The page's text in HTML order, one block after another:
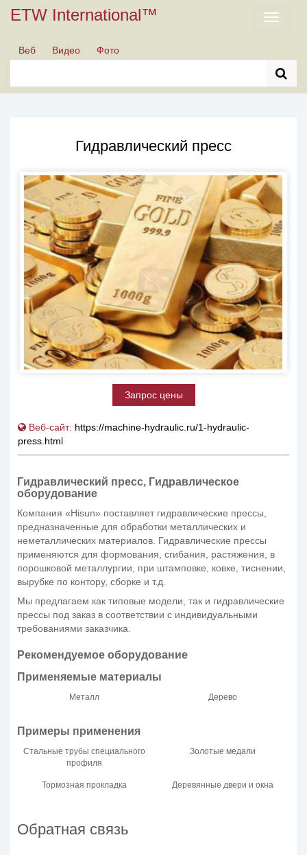
ETW International™
Toggle
Веб
Видео Фото
Гидравлический пресс
Запрос цены
Веб-сайт: https://machine-hydraulic.ru/1-hydraulic-
press.html
Гидравлический пресс, Гидравлическое
оборудование
Компания «Hisun» поставляет гидравлические прессы,
предназначенные для обработки металлических и
неметаллических материалов. Гидравлические прессы
применяются для формования, сгибания, растяжения, в
порошковой металлургии, при штамповке, ковке, тиснении,
вырубке по контору, сборке и т.д.
Мы предлагаем как типовые модели, так и гидравлические
прессы под заказ в соответствии с индивидуальными
требованиями заказчика.
Рекомендуемое оборудование
Применяемые материалы
Металл Дерево
Примеры применения
Стальные трубы специального
профиля
Золотые медали
Тормозная прокладка Деревянные двери и окна
Обратная связь